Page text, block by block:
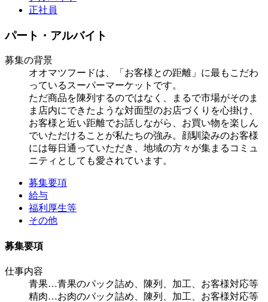
正社員
パート・アルバイト
募集の背景
オオマツフードは、「お客様との距離」に最もこだわ
っているスーパーマーケットです。
ただ商品を陳列するのではなく、まるで市場がそのま
ま店内にできたような対面型のお店づくりを心掛け、
お客様と近い距離でお話しながら、お買い物を楽しん
でいただけることが私たちの強み。顔馴染みのお客様
には毎日通っていただき、地域の方々が集まるコミュ
ニティとしても愛されています。
募集要項
給与
福利厚生等
その他
募集要項
仕事内容
青果…青果のパック詰め、陳列、加工、お客様対応等
精肉…お肉のパック詰め、陳列、加工、お客様対応等